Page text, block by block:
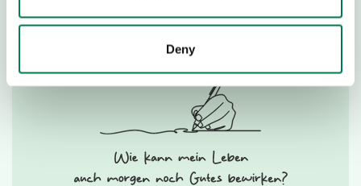
Deny
konkrete Projekte für den Erhalt von Wäldern
und Klima unterstützen.